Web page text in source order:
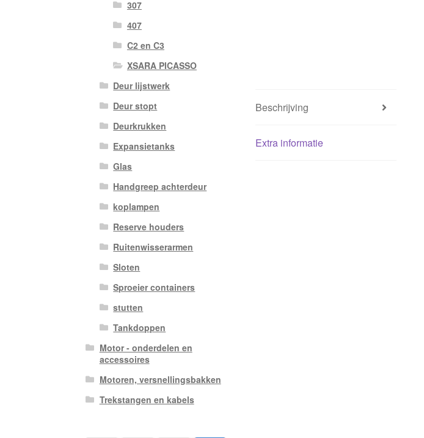
Beschrijving
Extra informatie
307
407
C2 en C3
XSARA PICASSO
Deur lijstwerk
Deur stopt
Deurkrukken
Expansietanks
Glas
Handgreep achterdeur
koplampen
Reserve houders
Ruitenwisserarmen
Sloten
Sproeier containers
stutten
Tankdoppen
Motor - onderdelen en
accessoires
Motoren, versnellingsbakken
Trekstangen en kabels